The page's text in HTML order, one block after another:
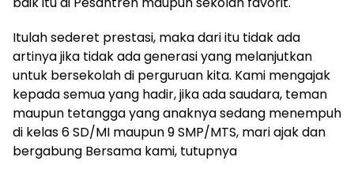
Itulah sederet prestasi, maka dari itu tidak ada
artinya jika tidak ada generasi yang melanjutkan
untuk bersekolah di perguruan kita. Kami mengajak
kepada semua yang hadir, jika ada saudara, teman
maupun tetangga yang anaknya sedang menempuh
di kelas 6 SD/MI maupun 9 SMP/MTS, mari ajak dan
bergabung Bersama kami, tutupnya